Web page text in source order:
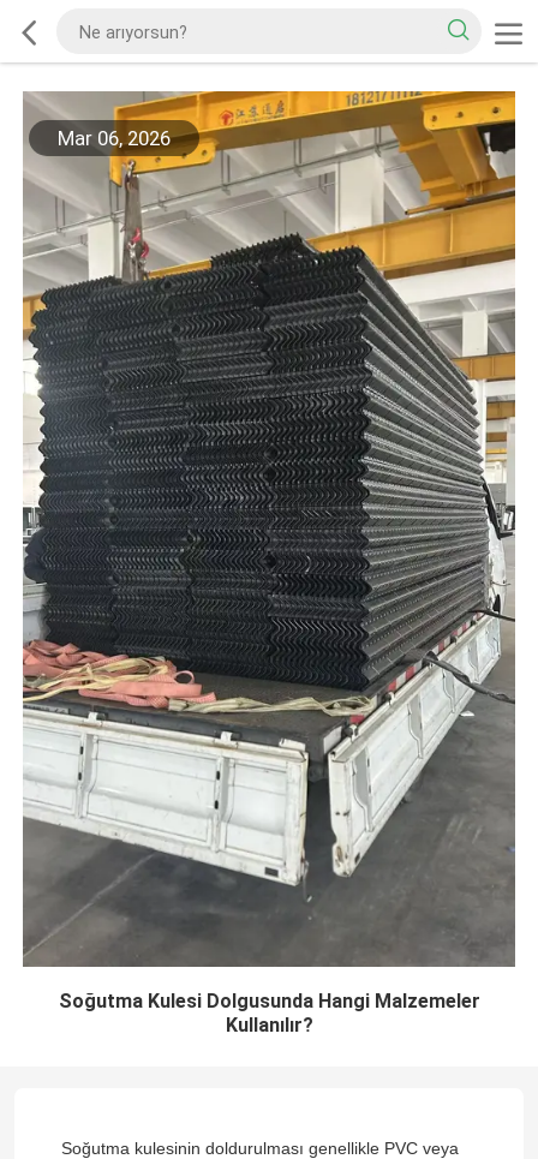
Mar 06, 2026
Soğutma Kulesi Dolgusunda Hangi Malzemeler
Kullanılır?
Soğutma kulesinin doldurulması genellikle PVC veya